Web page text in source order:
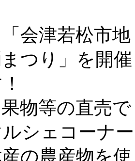
る号乗車体
づくり」」 受
のこびる塾
期間：～
る号乗車体
づくり」」 受
会津若松市地
つり」を開催
物等の直売で
シェコーナー
の農産物を使